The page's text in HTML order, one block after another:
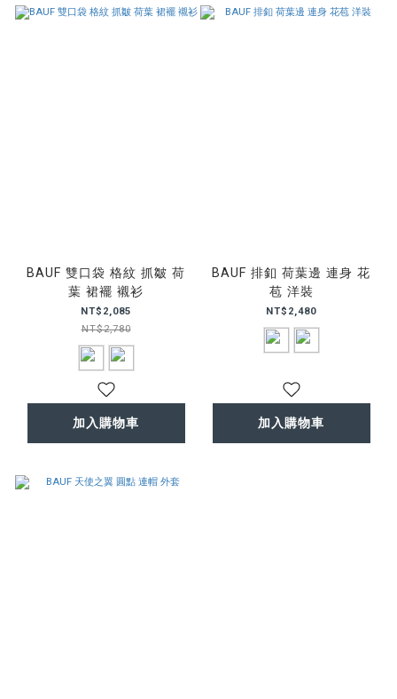
BAUF 雙口袋 格紋 抓皺 荷
葉 裙襬 襯衫
NT$2,085
NT$2,780
加入購物車
BAUF 排釦 荷葉邊 連身 花
苞 洋裝
NT$2,480
加入購物車